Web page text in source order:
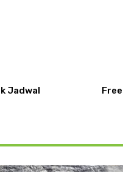
Jadwal